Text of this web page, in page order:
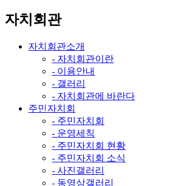
자치회관
자치회관소개
- 자치회관이란
- 이용안내
- 갤러리
- 자치회관에 바란다
주민자치회
- 주민자치회
- 운영세칙
- 주민자치회 현황
- 주민자치회 소식
- 사진갤러리
- 동영상갤러리